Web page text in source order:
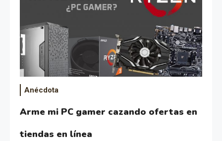
Anécdota
Arme mi PC gamer cazando ofertas en
tiendas en línea